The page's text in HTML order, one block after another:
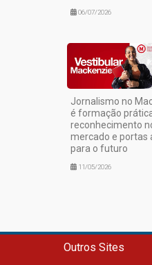
06/07/2026
Jornalismo no
é formação
reconhecimento
mercado e portas
para o futuro
11/05/2026
Outros Sites